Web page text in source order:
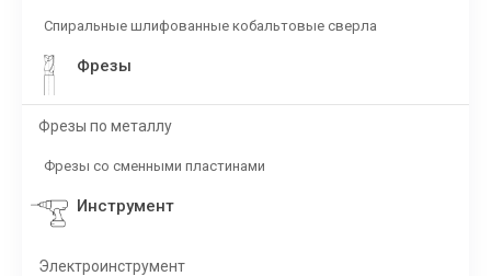
Спиральные шлифованные кобальтовые сверла
Фрезы
Фрезы по металлу
Фрезы со сменными пластинами
Инструмент
Электроинструмент